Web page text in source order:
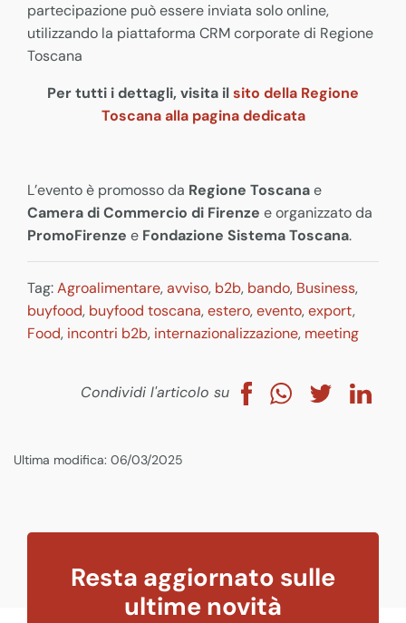
partecipazione può essere inviata solo online,
utilizzando la piattaforma CRM corporate di Regione
Toscana
Per tutti i dettagli, visita ilsito della Regione
Toscana alla pagina dedicata
L’evento è promosso da Regione Toscanae
Camera di Commercio di Firenze e organizzato da
PromoFirenze e Fondazione Sistema Toscana.
Tag:Agroalimentare,avviso, b2b, bando, Business,
buyfood, buyfood toscana,estero,evento,export,
Food, incontri b2b, internazionalizzazione, meeting
Condividi l'articolo su
Ultima modifica: 06/03/2025
Resta aggiornato sulle
ultime novità